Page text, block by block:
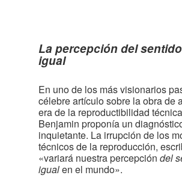
La percepcióndel
igual
En uno de los más visionarios
célebre artículo sobre la obra de
era de la reproductibilidad técnica
Benjamin proponía un
inquietante. La irrupción de los
técnicos de la reproducción,
«variará nuestra percepción del
igualen el mundo».